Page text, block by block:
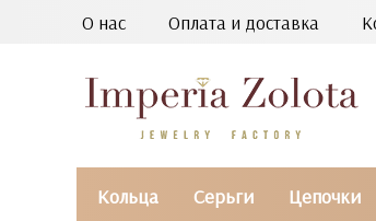
О нас Оплата и доставка
Кольца Серьги Цепочки